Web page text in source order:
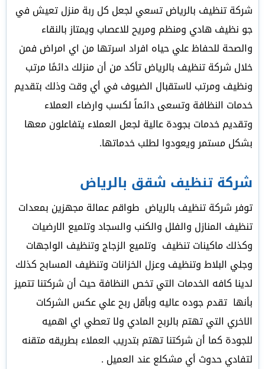
شركة تنظيف بالرياض تسعي لجعل كل ربة منزل تعيش في
جو نظيف هادي ومنظم ومريح للاعصاب ويمتاز بالنقاء
والصحة للحفاظ علي حياه افراد اسرتها من اي امراض فمن
خلال شركة تنظيف بالرياض تأكد من أن منزلك دائمًا مرتب
ونظيف ومرتب لاستقبال الضيوف في أي وقت وذلك بتقديم
خدمات النظافة وتسعى دائماً لكسب وارضاء العملاء
وتقديم خدمات بجودة عالية لجعل العملاء يتفاعلون معها
بشكل مستمر ويعودوا لطلب خدماتها.
شركة تنظيف شقق بالرياض
توفر شركة تنظيف بالرياض طواقم عمالة مجهزين بمعدات
تنظيف المنازل والفلل والكنب والسجاد وتلميع الارضيات
وكذلك ماكينات تنظيف وتلميع الزجاج وتنظيف الواجهات
وجلي البلاط وتنظيف وعزل الخزانات وتنظيف المسابح كذلك
لدينا كافه الخدمات التي تخص النظافة حيث أن شركتنا تتميز
بأنها تقدم جوده عاليه وبأقل ربح علي عكس الشركات
الاخري التي تهتم بالربح المادي ولا تعطي اي اهميه
للجودة كما أن شركتنا تهتم بتدريب العملاء بطريقه متقنه
لتفادي حدوث أي مشكلع عند العميل .